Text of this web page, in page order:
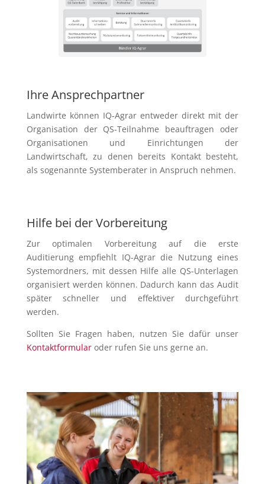
Ihre Ansprechpartner
Landwirte können IQ-Agrar entweder direkt mit der
Organisation der QS-Teilnahme beauftragen oder
Organisationen und Einrichtungen der
Landwirtschaft, zu denen bereits Kontakt besteht,
als sogenannte Systemberater in Anspruch nehmen.
Hilfe bei der Vorbereitung
Zur optimalen Vorbereitung auf die erste
Auditierung empfiehlt IQ-Agrar die Nutzung eines
Systemordners, mit dessen Hilfe alle QS-Unterlagen
organisiert werden können. Dadurch kann das Audit
später schneller und effektiver durchgeführt
werden.
Sollten Sie Fragen haben, nutzen Sie dafür unser
Kontaktformularoder rufen Sie uns gerne an.